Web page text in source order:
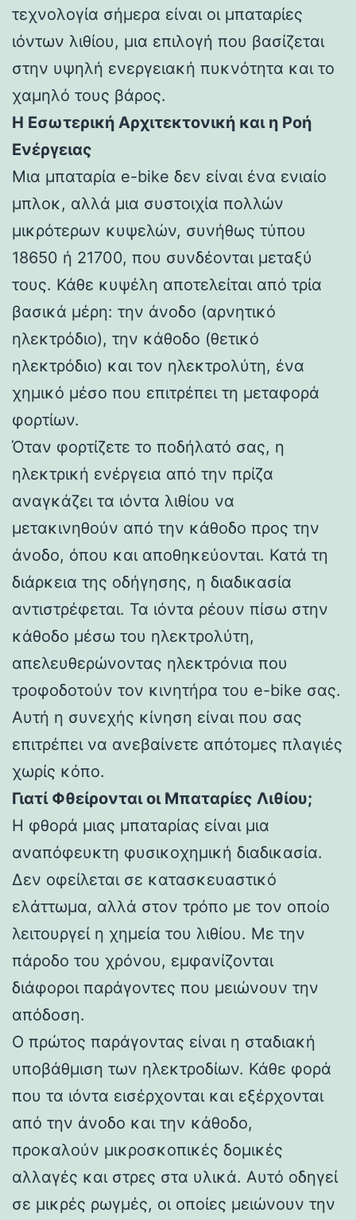
τεχνολογία σήμερα είναι οι μπαταρίες
ιόντων λιθίου, μια επιλογή που βασίζεται
στην υψηλή ενεργειακή πυκνότητα και το
χαμηλό τους βάρος.
Η Εσωτερική Αρχιτεκτονική και η Ροή
Ενέργειας
Μια μπαταρία e-bike δεν είναι ένα ενιαίο
μπλοκ, αλλά μια συστοιχία πολλών
μικρότερων κυψελών, συνήθως τύπου
18650 ή 21700, που συνδέονται μεταξύ
τους. Κάθε κυψέλη αποτελείται από τρία
βασικά μέρη: την άνοδο (αρνητικό
ηλεκτρόδιο), την κάθοδο (θετικό
ηλεκτρόδιο) και τον ηλεκτρολύτη, ένα
χημικό μέσο που επιτρέπει τη μεταφορά
φορτίων.
Όταν φορτίζετε το ποδήλατό σας, η
ηλεκτρική ενέργεια από την πρίζα
αναγκάζει τα ιόντα λιθίου να
μετακινηθούν από την κάθοδο προς την
άνοδο, όπου και αποθηκεύονται. Κατά τη
διάρκεια της οδήγησης, η διαδικασία
αντιστρέφεται. Τα ιόντα ρέουν πίσω στην
κάθοδο μέσω του ηλεκτρολύτη,
απελευθερώνοντας ηλεκτρόνια που
τροφοδοτούν τον κινητήρα του e-bike σας.
Αυτή η συνεχής κίνηση είναι που σας
επιτρέπει να ανεβαίνετε απότομες πλαγιές
χωρίς κόπο.
Γιατί Φθείρονται οι Μπαταρίες Λιθίου;
Η φθορά μιας μπαταρίας είναι μια
αναπόφευκτη φυσικοχημική διαδικασία.
Δεν οφείλεται σε κατασκευαστικό
ελάττωμα, αλλά στον τρόπο με τον οποίο
λειτουργεί η χημεία του λιθίου. Με την
πάροδο του χρόνου, εμφανίζονται
διάφοροι παράγοντες που μειώνουν την
απόδοση.
Ο πρώτος παράγοντας είναι η σταδιακή
υποβάθμιση των ηλεκτροδίων. Κάθε φορά
που τα ιόντα εισέρχονται και εξέρχονται
από την άνοδο και την κάθοδο,
προκαλούν μικροσκοπικές δομικές
αλλαγές και στρες στα υλικά. Αυτό οδηγεί
σε μικρές ρωγμές, οι οποίες μειώνουν την